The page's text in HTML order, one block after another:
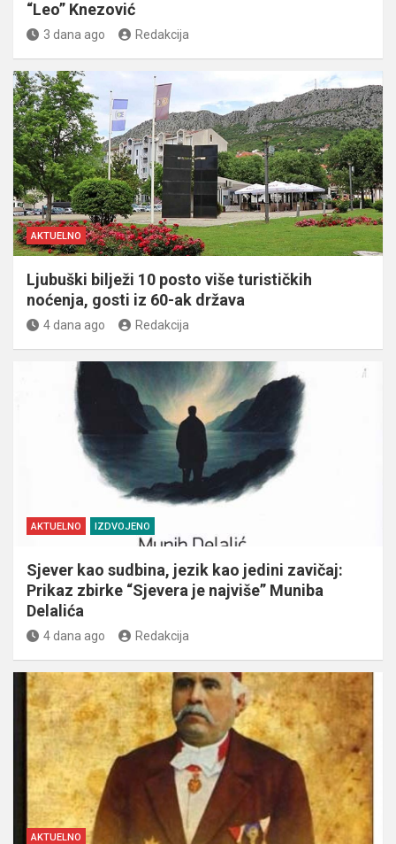
“Leo” Knezović
3 dana ago Redakcija
AKTUELNO
Ljubuški bilježi 10 posto više turističkih
noćenja, gosti iz 60-ak država
4 dana ago Redakcija
AKTUELNO IZDVOJENO
Sjever kao sudbina, jezik kao jedini zavičaj:
Prikaz zbirke “Sjevera je najviše” Muniba
Delalića
4 dana ago Redakcija
AKTUELNO